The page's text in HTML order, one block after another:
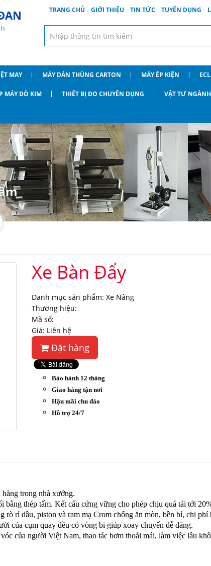
TRANG CHỦ GIỚI THIỆU TIN TỨC TUYỂN DỤNG
MAY MÁY DÁN THÙNG CARTON MÁY ÉP KIỆN
MÁY DÒ KIM THIẾT BỊ ĐO CHUYÊN DỤNG VẬT TƯ
Xe Bàn Đẩy
Danh mục sản phẩm: Xe Nâng
Thương hiệu:
Mã số:
Giá: Liên hệ
Đặt hàng
Bảo hành 12 tháng
Giao hàng tận nơi
Hậu mãi chu đáo
Hỗ trợ 24/7
trong nhà xưởng.
bằng thép tấm. Kết cấu cứng vững cho phép chịu quá tải tới
rò rỉ dầu, piston và ram mạ Crom chống ăn mòn, bền bỉ, chi phí
của cụm quay đều có vòng bi giúp xoay chuyển dễ dàng.
của người Việt Nam, thao tác bơm thoải mái, làm việc lâu